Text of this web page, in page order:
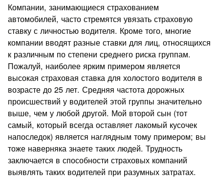
Компании, занимающиеся страхованием
автомобилей, часто стремятся увязать страховую
ставку с личностью водителя. Кроме того, многие
компании вводят разные ставки для лиц, относящихся
к различным по степени среднего риска группам.
Пожалуй, наиболее ярким примером является
высокая страховая ставка для холостого водителя в
возрасте до 25 лет. Средняя частота дорожных
происшествий у водителей этой группы значительно
выше, чем у любой другой. Мой второй сын (тот
самый, который всегда оставляет лакомый кусочек
напоследок) является наглядным тому примером; вы
тоже наверняка знаете таких людей. Трудность
заключается в способности страховых компаний
выявлять таких водителей при разумных затратах.